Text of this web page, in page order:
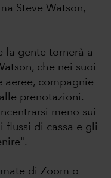
Steve Watson,
la gente tornerà a
che nei suoi
compagnie
prenotazioni.
meno sui
flussi di cassa e gli
di Zoom o